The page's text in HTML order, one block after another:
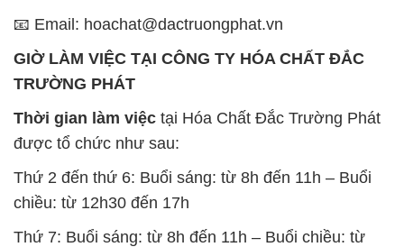
📧 Email: hoachat@dactruongphat.vn
GIỜ LÀM VIỆC TẠI CÔNG TY HÓA CHẤT ĐẮC
TRƯỜNG PHÁT
Thời gian làm việc tại Hóa Chất Đắc Trường Phát
được tổ chức như sau:
Thứ 2 đến thứ 6: Buổi sáng: từ 8h đến 11h – Buổi
chiều: từ 12h30 đến 17h
Thứ 7: Buổi sáng: từ 8h đến 11h – Buổi chiều: từ